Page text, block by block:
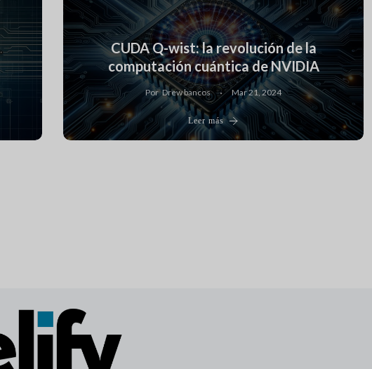
CUDA Q-wist: la revolución de la
computación cuántica de NVIDIA
Por Drew bancos Mar 21, 2024
Leer más